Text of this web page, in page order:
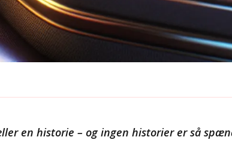
en historie – og ingen historier er så